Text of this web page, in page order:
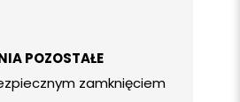
POZOSTAŁE
zamknięciem